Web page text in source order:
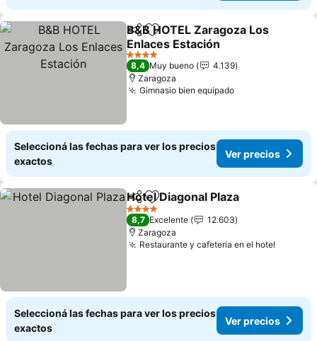
CompartirAñadir a favoritos
B&B HOTEL Zaragoza Los
Enlaces Estación
Ver precios
4 Estrellas
8,4 Muy bueno
4.139
Zaragoza
Gimnasio bien equipadoVer precios
Seleccioná las fechas para ver los precios
exactos
Ver precios
CompartirAñadir a favoritos
Hotel Diagonal Plaza
4 Estrellas
8,7 Excelente
12.603
Zaragoza
Restaurante y cafetería en el hotel
Seleccioná las fechas para ver los precios
exactos
Ver precios